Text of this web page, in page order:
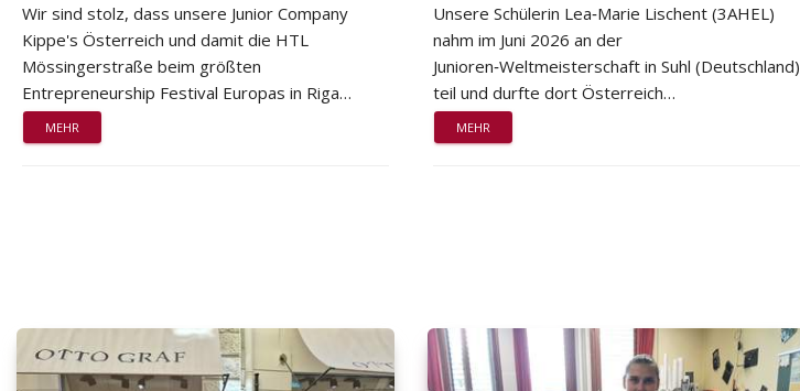
Wir sind stolz, dass unsere Junior Company
Kippe's Österreich und damit die HTL
Mössingerstraße beim größten
Entrepreneurship Festival Europas in Riga…
MEHR
Unsere Schülerin Lea‑Marie Lischent (3AHEL)
nahm im Juni 2026 an der
Junioren‑Weltmeisterschaft in Suhl (Deutschland)
teil und durfte dort Österreich…
MEHR